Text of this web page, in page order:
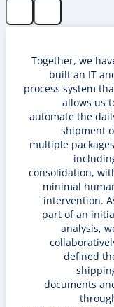
Together, we
built an IT
process system
allows us
automate the
shipment
multiple
consolidation,
minimal
intervention.
part of an
analysis,
defined
documents